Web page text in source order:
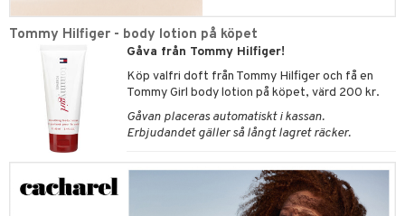
Tommy Hilfiger - body lotion på köpet
Gåva från Tommy Hilfiger!
Köp valfri doft från Tommy Hilfiger och få en
Tommy Girl body lotion på köpet, värd 200 kr.
Gåvan placeras automatiskt i kassan.
Erbjudandet gäller så långt lagret räcker.